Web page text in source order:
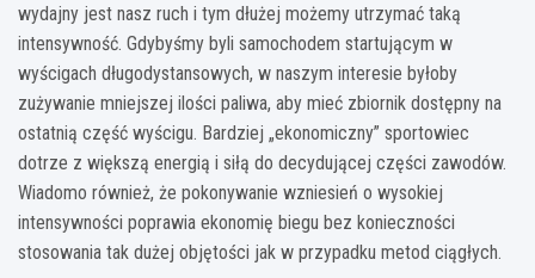
wydajny jest nasz ruch i tym dłużej możemy utrzymać taką
intensywność. Gdybyśmy byli samochodem startującym w
wyścigach długodystansowych, w naszym interesie byłoby
zużywanie mniejszej ilości paliwa, aby mieć zbiornik dostępny na
ostatnią część wyścigu. Bardziej „ekonomiczny” sportowiec
dotrze z większą energią i siłą do decydującej części zawodów.
Wiadomo również, że pokonywanie wzniesień o wysokiej
intensywności poprawia ekonomię biegu bez konieczności
stosowania tak dużej objętości jak w przypadku metod ciągłych.